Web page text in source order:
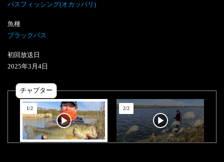
バスフィッシング(オカッパリ)
魚種
ブラックバス
初回放送日
2025年3 月 4 日
チャプター
1/2 2/2